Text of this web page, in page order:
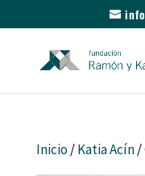
Inicio/Katia Acín/